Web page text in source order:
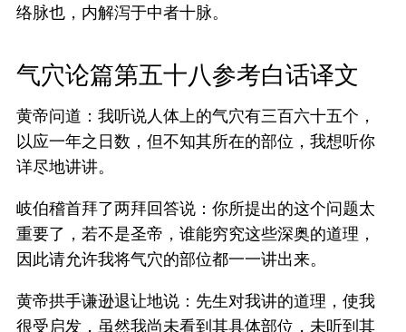
络脉也，内解泻于中者十脉。
气穴论篇第五十八参考白话译文
黄帝问道：我听说人体上的气穴有三百六十五个，
以应一年之日数，但不知其所在的部位，我想听你
详尽地讲讲。
岐伯稽首拜了两拜回答说：你所提出的这个问题太
重要了，若不是圣帝，谁能穷究这些深奥的道理，
因此请允许我将气穴的部位都一一讲出来。
黄帝拱手谦逊退让地说：先生对我讲的道理，使我
很受启发，虽然我尚未看到其具体部位，未听到其